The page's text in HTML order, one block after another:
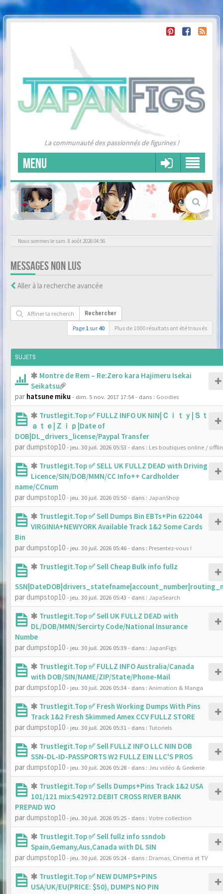
La communauté des passionnés de figurines !
MENU
Nous sommes le sam. 8 août 2026 04:56
MESSAGES NON LUS
Aller à la recherche avancée
Rechercher
Page 1 sur 40 Plus de 1000 résultats ont été trouvés
SUJETS
Montre de Rem – Re:Zero kara Hajimeru Isekai
Seikatsu
par hatsune miku - dim. 5 nov. 2017 17:54- dans : Goodies
Trustlegit.Top ✅ FULLZ INFO UK NIN|Ｃｉｔｙ|Ｓｔ
ａｔｅ|Ｚｉｐ|Date of
DOB|DL_drivers_license/Paypal Transfer
par dumpstop10- jeu. 30 juil. 2026 05:53 - dans : Les boutiques online /
Trustlegit.Top ✅ SELL UK FULLZ DEAD with Driving
Licence/SIN/DOB/MMN/CC Info++ Cardholder
name/CCnum
par dumpstop10- jeu. 30 juil. 2026 05:50- dans : JapanShop
Trustlegit.Top ✅ Sell Dumps Bin EBTs+Pin 622044
VIRGINIA+NEWYORK Available Track 1&2 Some Cards
Bin
par dumpstop10- jeu. 30 juil. 2026 05:46- dans : Presentez-vous !
Trustlegit.Top ✅ Sell Cheap Bulk info fullz
par dumpstop10- jeu. 30 juil. 2026 05:43 - dans : JapaSearch
Trustlegit.Top ✅ Sell UK FULLZ DEAD with
DL/DOB/MMN/Sercirty Code/National Insurance
Numbe
par dumpstop10- jeu. 30 juil. 2026 05:39- dans : JapanFigs
Trustlegit.Top ✅ FULLZ INFO Australia/Canada
with DOB/SIN/NAME/ZIP/State/Phone-Mail
par dumpstop10- jeu. 30 juil. 2026 05:34- dans : Animation & Manga
Trustlegit.Top ✅ Fresh Working Dumps With Pins
Track 1&2 Fresh Skimmed Amex CCV FULLZ STORE
par dumpstop10- jeu. 30 juil. 2026 05:31 - dans : Tutoriels
Trustlegit.Top ✅ Sell FULLZ INFO LLC NIN DOB
SSN-DL-ID-PASSPORTS W2 FULLZ EIN LLC'S PROS
par dumpstop10- jeu. 30 juil. 2026 05:28- dans : Jeu vidéo & Geekerie
Trustlegit.Top ✅ Sells Dumps+Pins Track 1&2 USA
101/121 mix:542972.DEBIT CROSS RIVER BANK
PREPAID WO
par dumpstop10- jeu. 30 juil. 2026 05:25- dans : Votre collection
Trustlegit.Top ✅ Sell fullz info ssndob
Spain,Gemany,Aus,Canada with DL SIN
par dumpstop10- jeu. 30 juil. 2026 05:24- dans : Dramas, Cinema et TV
Trustlegit.Top ✅ NEW DUMPS+PINS
USA/UK/EU(PRICE: $50), DUMPS NO PIN